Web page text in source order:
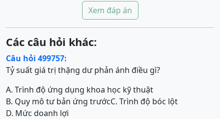
Xem đáp án
Các câu hỏi khác:
Câu hỏi 499757:
Tỷ suất giá trị thặng dư phản ánh điều gì?
A. Trình độ ứng dụng khoa học kỹ thuật
B. Quy mô tư bản ứng trướcC. Trình độ bóc lột
D. Mức doanh lợi